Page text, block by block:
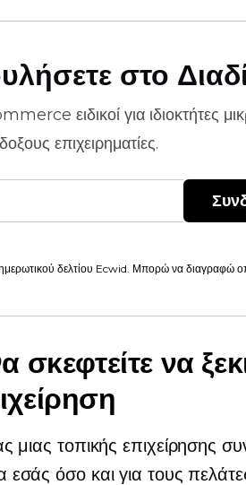
στο
ειδικοί για ιδιοκτήτες
επιχειρηματίες.
δελτίου Ecwid. Μπορώ να διαγραφώ
σκεφτείτε να
μιας τοπικής επιχείρησης
εσάς όσο και για τους